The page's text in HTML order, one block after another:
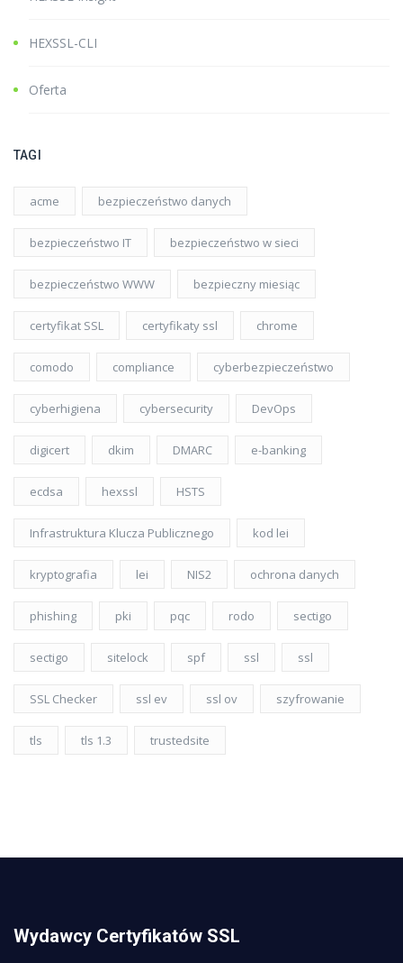
HEXSSL-CLI
Oferta
TAGI
acme bezpieczeństwo danych
bezpieczeństwo IT bezpieczeństwo w sieci
bezpieczeństwo WWW bezpieczny miesiąc
certyfikat SSL certyfikaty ssl chrome
comodo compliance cyberbezpieczeństwo
cyberhigiena cybersecurity DevOps
digicert dkim DMARC e-banking
ecdsa hexssl HSTS
Infrastruktura Klucza Publicznego kod lei
kryptografia lei NIS2 ochrona danych
phishing pki pqc rodo sectigo
sectigo sitelock spf ssl ssl
SSL Checker ssl ev ssl ov szyfrowanie
tls tls 1.3 trustedsite
Wydawcy Certyfikatów SSL